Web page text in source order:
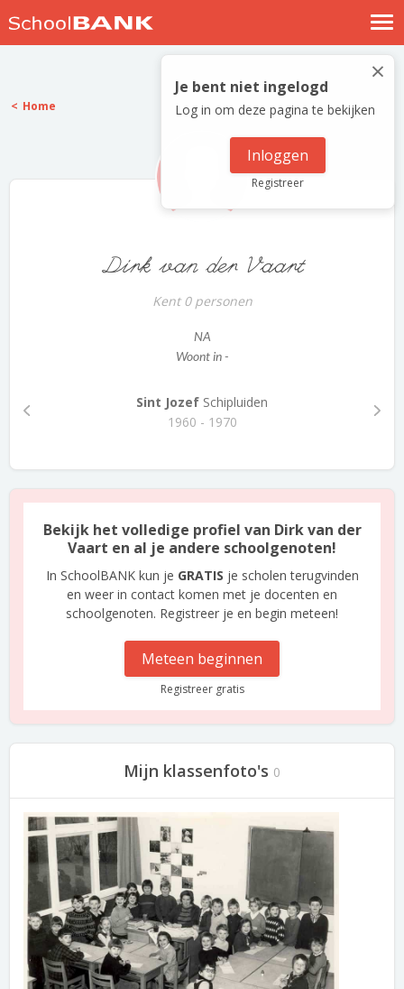
Nostalgische verhalen
Log in
Meld je gratis aan
×
Je bent niet ingelogd
Log in om deze pagina te bekijken
Inloggen
Registreer
Home
Dirk van der Vaart
Kent 0 personen
NA
Woont in -
Sint Jozef Schipluiden
1960 - 1970
Bekijk het volledige profiel van Dirk van der
Vaart en al je andere schoolgenoten!
In SchoolBANK kun je GRATIS je scholen terugvinden
en weer in contact komen met je docenten en
schoolgenoten. Registreer je en begin meteen!
Meteen beginnen
Registreer gratis
Mijn klassenfoto's 0